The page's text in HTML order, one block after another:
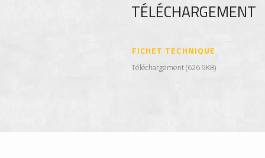
TÉLÉCHARGEMENT
FICHET TECHNIQUE
Téléchargement (626.9KB)